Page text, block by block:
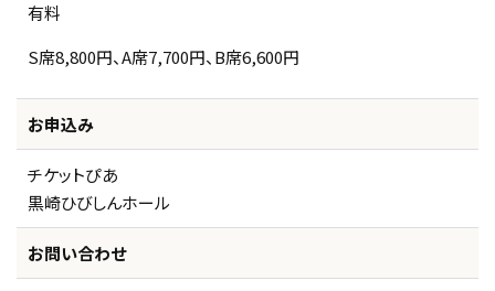
有料
S席8,800円、A席7,700円、B席6,600円
お申込み
チケットぴあ
黒崎ひびしんホール
お問い合わせ